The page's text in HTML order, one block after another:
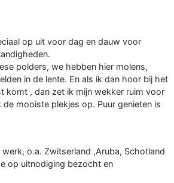
op uit voor dag en dauw voor
polders, we hebben hier molens,
in de lente. En als ik dan hoor bij het
komt , dan zet ik mijn wekker ruim voor
mooiste plekjes op. Puur genieten is
o.a. Zwitserland ,Aruba, Schotland
op uitnodiging bezocht en